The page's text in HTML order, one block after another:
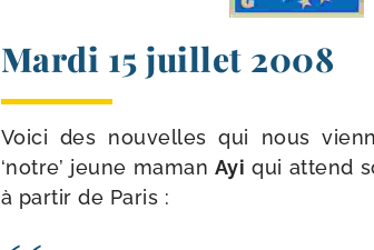
Mardi 15 juillet 2008
Voici des nou­velles qui nous
‘notre’ jeune maman Ayi qui attend
à par­tir de Paris :